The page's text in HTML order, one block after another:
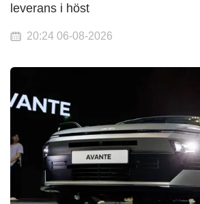
leverans i höst
20:24 06-08-2026